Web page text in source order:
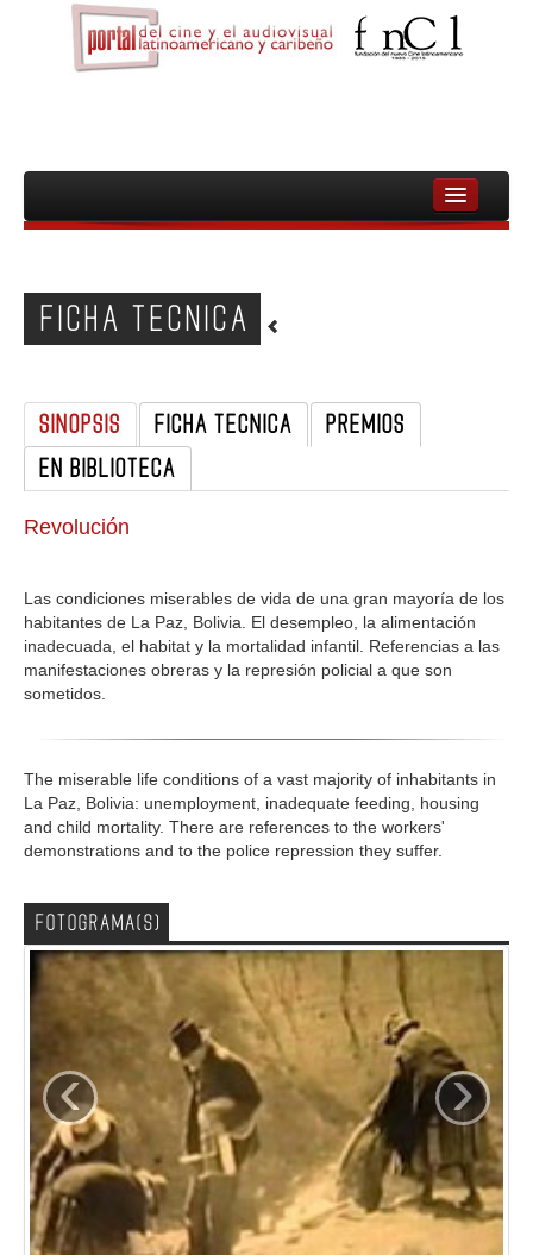
INICIO
PELICULAS
DOCUMENTALES
MUJERES
AUDIOVISUAL INDIGENA Y COMUNITARIO
FICHA TECNICA
SINOPSIS FICHA TECNICA
PREMIOS
EN BIBLIOTECA
Revolución
Las condiciones miserables de vida de una gran mayoría de los
habitantes de La Paz, Bolivia. El desempleo, la alimentación
inadecuada, el habitat y la mortalidad infantil. Referencias a las
manifestaciones obreras y la represión policial a que son
sometidos.
The miserable life conditions of a vast majority of inhabitants in
La Paz, Bolivia: unemployment, inadequate feeding, housing
and child mortality. There are references to the workers'
demonstrations and to the police repression they suffer.
FOTOGRAMA(S)
‹ ›